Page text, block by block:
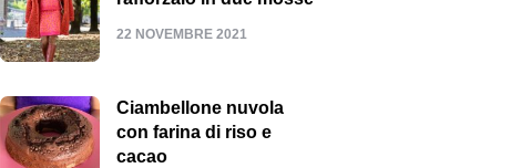
22 NOVEMBRE 2021
Ciambellone nuvola
con farina di riso e
cacao